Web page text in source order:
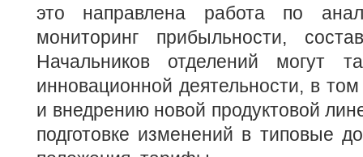
это направлена работа по
мониторинг прибыльности,
Начальников отделений могут
инновационной деятельности, в
и внедрению новой продуктовой
подготовке изменений в типовые